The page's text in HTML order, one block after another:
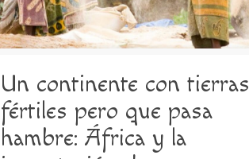
Un continente con tierras
fértiles pero que pasa
hambre: África y la